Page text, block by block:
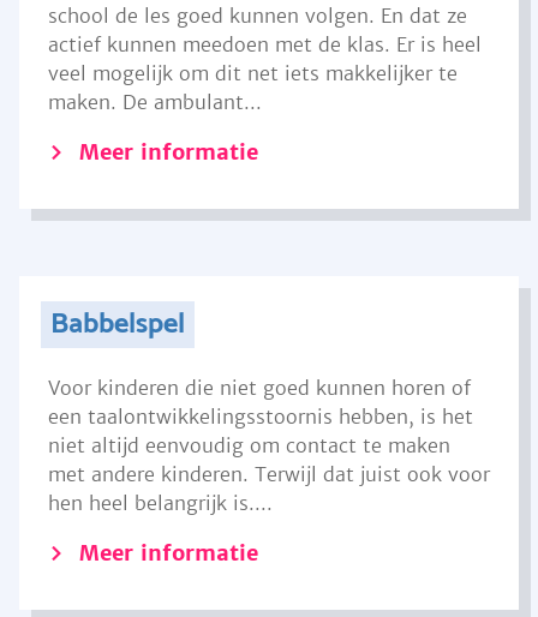
school de les goed kunnen volgen. En dat ze
actief kunnen meedoen met de klas. Er is heel
veel mogelijk om dit net iets makkelijker te
maken. De ambulant...
Meer informatie
Babbelspel
Voor kinderen die niet goed kunnen horen of
een taalontwikkelingsstoornis hebben, is het
niet altijd eenvoudig om contact te maken
met andere kinderen. Terwijl dat juist ook voor
hen heel belangrijk is....
Meer informatie